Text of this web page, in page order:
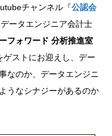
チャンネル『公認会
ータエンジニア会計士
フォワード 分析推進室
ゲストにお迎えし、デー
なのか、データエンジニ
うなシナジーがあるのか